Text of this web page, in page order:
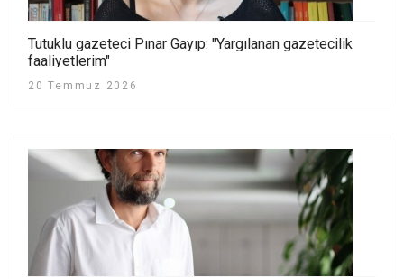
Tutuklu gazeteci Pınar Gayıp: "Yargılanan gazetecilik
faaliyetlerim"
20 Temmuz 2026